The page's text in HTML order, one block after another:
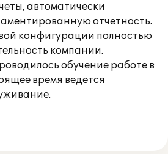
автоматически
отчетность.
конфигурации полностью
компании.
обучение работе в
время ведется